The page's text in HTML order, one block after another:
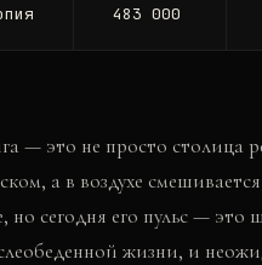
483 000
— это не просто столица
а в воздухе
но сегодня его пульс —
жизни, и